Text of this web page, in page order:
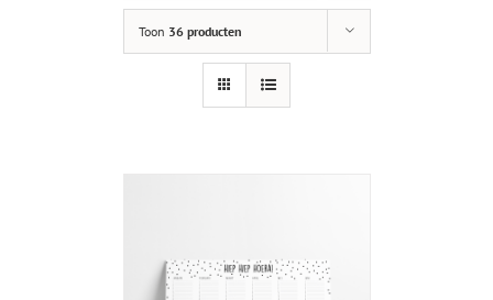
Toon 36 producten